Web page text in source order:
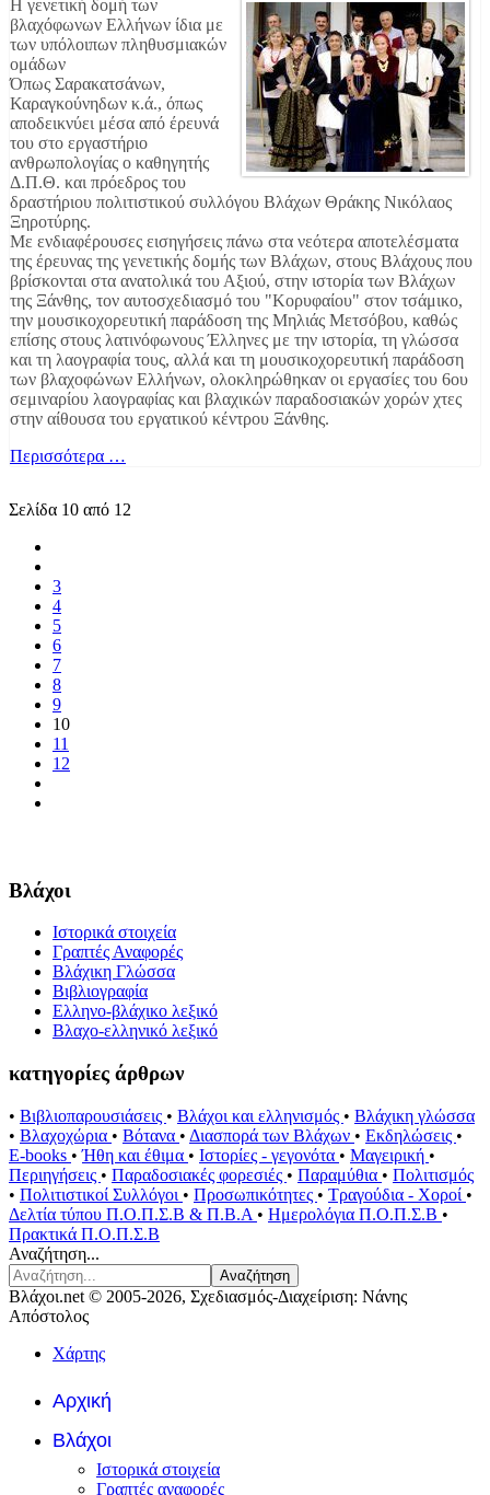
Η γενετική δομή των
βλαχόφωνων Ελλήνων ίδια με
των υπόλοιπων πληθυσμιακών
ομάδων
Όπως Σαρακατσάνων,
Καραγκούνηδων κ.ά., όπως
αποδεικνύει μέσα από έρευνά
του στο εργαστήριο
ανθρωπολογίας ο καθηγητής
Δ.Π.Θ. και πρόεδρος του
δραστήριου πολιτιστικού συλλόγου Βλάχων Θράκης Νικόλαος
Ξηροτύρης.
Με ενδιαφέρουσες εισηγήσεις πάνω στα νεότερα αποτελέσματα
της έρευνας της γενετικής δομής των Βλάχων, στους Βλάχους που
βρίσκονται στα ανατολικά του Αξιού, στην ιστορία των Βλάχων
της Ξάνθης, τον αυτοσχεδιασμό του "Κορυφαίου" στον τσάμικο,
την μουσικοχορευτική παράδοση της Μηλιάς Μετσόβου, καθώς
επίσης στους λατινόφωνους Έλληνες με την ιστορία, τη γλώσσα
και τη λαογραφία τους, αλλά και τη μουσικοχορευτική παράδοση
των βλαχοφώνων Ελλήνων, ολοκληρώθηκαν οι εργασίες του 6ου
σεμιναρίου λαογραφίας και βλαχικών παραδοσιακών χορών χτες
στην αίθουσα του εργατικού κέντρου Ξάνθης.
Περισσότερα …
Σελίδα 10 από 12
3
4
5
6
7
8
9
10
11
12
Βλάχοι
Ιστορικά στοιχεία
Γραπτές Αναφορές
Βλάχικη Γλώσσα
Βιβλιογραφία
Ελληνο-βλάχικο λεξικό
Βλαχο-ελληνικό λεξικό
κατηγορίες άρθρων
• Βιβλιοπαρουσιάσεις • Βλάχοι και ελληνισμός • Βλάχικη γλώσσα
• Βλαχοχώρια • Βότανα • Διασπορά των Βλάχων • Εκδηλώσεις •
E-books •Ήθη και έθιμα • Ιστορίες - γεγονότα • Μαγειρική •
Περιηγήσεις • Παραδοσιακές φορεσιές • Παραμύθια • Πολιτισμός
• Πολιτιστικοί Συλλόγοι • Προσωπικότητες • Τραγούδια - Χοροί •
Δελτία τύπου Π.Ο.Π.Σ.Β & Π.Β.Α • Ημερολόγια Π.Ο.Π.Σ.Β •
Πρακτικά Π.Ο.Π.Σ.Β
Αναζήτηση...
Αναζήτηση
Βλάχοι.net © 2005-2026, Σχεδιασμός-Διαχείριση: Νάνης
Απόστολος
Χάρτης
Αρχική
Βλάχοι
Ιστορικά στοιχεία
Γραπτές αναφορές